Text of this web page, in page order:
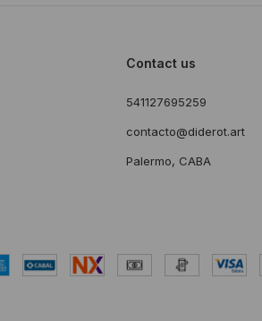
Contact us
541127695259
contacto@diderot.art
Palermo, CABA